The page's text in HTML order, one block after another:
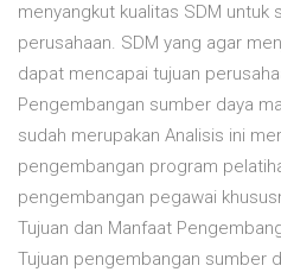
menyangkut kualitas SDM untuk
perusahaan. SDM yang agar
dapat mencapai tujuan
Pengembangan sumber daya
sudah merupakan Analisis ini
pengembangan program
pengembangan pegawai
Tujuan dan Manfaat
Tujuan pengembangan sumber